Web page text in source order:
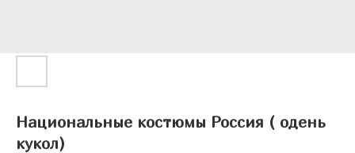
Национальные костюмы Россия ( одень
кукол)